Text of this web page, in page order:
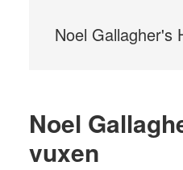
Noel Gallagher's
Noel
vuxen